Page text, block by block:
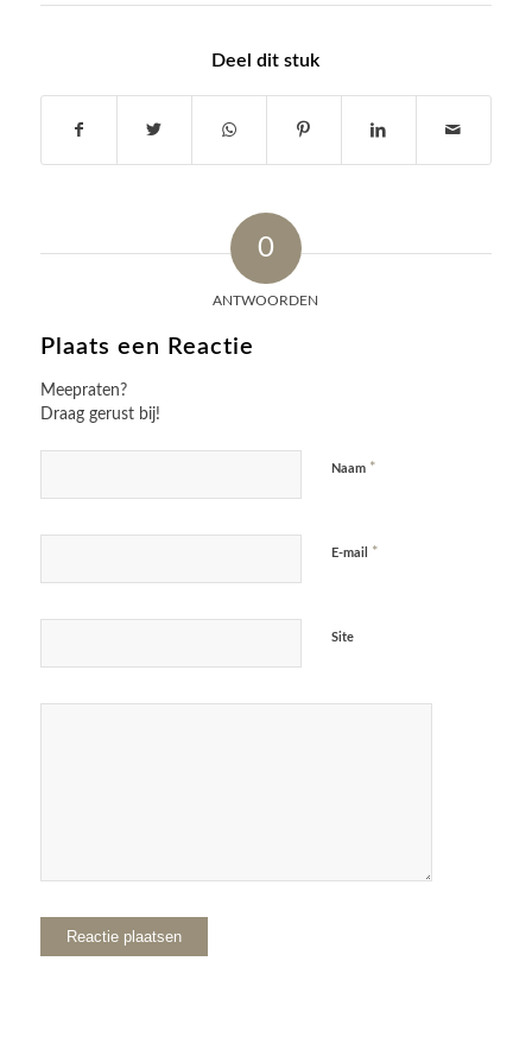
Deel dit stuk
0
ANTWOORDEN
Plaats een Reactie
Meepraten?
Draag gerust bij!
Naam *
E-mail *
Site